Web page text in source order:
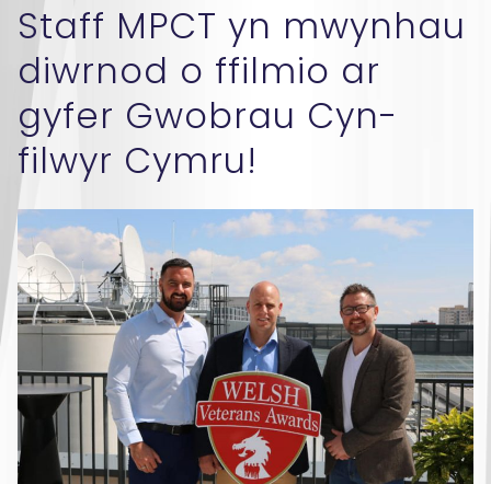
Staff MPCT yn mwynhau
diwrnod o ffilmio ar
gyfer Gwobrau Cyn-
filwyr Cymru!